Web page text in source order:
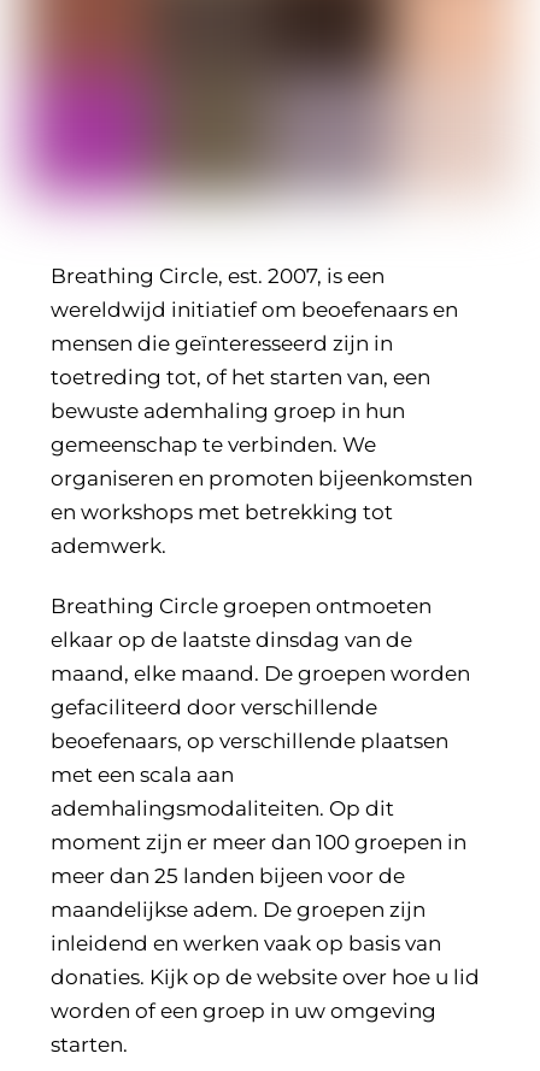
Breathing Circle, est. 2007, is een
wereldwijd initiatief om beoefenaars en
mensen die geïnteresseerd zijn in
toetreding tot, of het starten van, een
bewuste ademhaling groep in hun
gemeenschap te verbinden. We
organiseren en promoten bijeenkomsten
en workshops met betrekking tot
ademwerk.
Breathing Circle groepen ontmoeten
elkaar op de laatste dinsdag van de
maand, elke maand. De groepen worden
gefaciliteerd door verschillende
beoefenaars, op verschillende plaatsen
met een scala aan
ademhalingsmodaliteiten. Op dit
moment zijn er meer dan 100 groepen in
meer dan 25 landen bijeen voor de
maandelijkse adem. De groepen zijn
inleidend en werken vaak op basis van
donaties. Kijk op de website over hoe u lid
worden of een groep in uw omgeving
starten.